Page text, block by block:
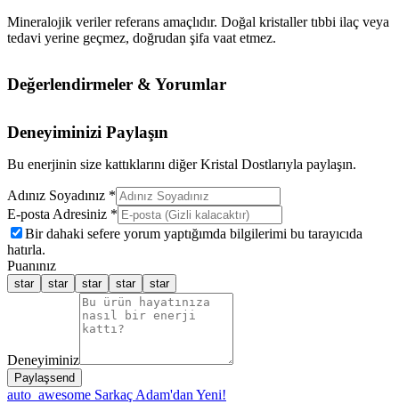
Mineralojik veriler referans amaçlıdır. Doğal kristaller tıbbi ilaç veya
tedavi yerine geçmez, doğrudan şifa vaat etmez.
Değerlendirmeler & Yorumlar
Deneyiminizi Paylaşın
Bu enerjinin size kattıklarını diğer Kristal Dostlarıyla paylaşın.
Adınız Soyadınız *
E-posta Adresiniz *
Bir dahaki sefere yorum yaptığımda bilgilerimi bu tarayıcıda
hatırla.
Puanınız
star star star star star
Deneyiminiz
Paylaşsend
auto_awesome Sarkaç Adam'dan Yeni!